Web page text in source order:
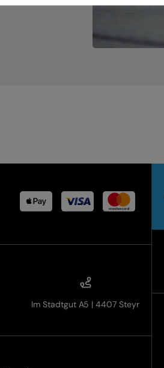
Im Stadtgut A5 | 4407 Steyr